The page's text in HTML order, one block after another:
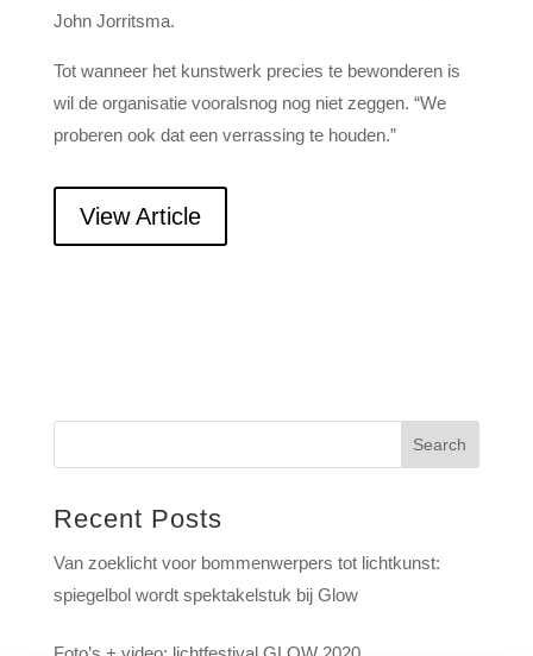
John Jorritsma.
Tot wanneer het kunstwerk precies te bewonderen is
wil de organisatie vooralsnog nog niet zeggen. “We
proberen ook dat een verrassing te houden.”
View Article
Search
Recent Posts
Van zoeklicht voor bommenwerpers tot lichtkunst:
spiegelbol wordt spektakelstuk bij Glow